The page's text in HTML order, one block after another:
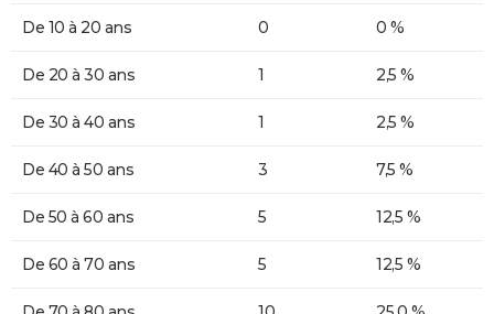
De 10 à 20 ans 0 0 %
De 20 à 30 ans 1 2,5 %
De 30 à 40 ans 1 2,5 %
De 40 à 50 ans 3 7,5 %
De 50 à 60 ans 5 12,5 %
De 60 à 70 ans 5 12,5 %